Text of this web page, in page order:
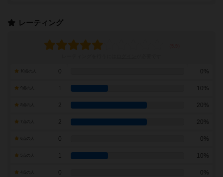
レーティング
0 0%
1 10%
2 20%
7点の人 2 20%
0 0%
1 10%
0 0%